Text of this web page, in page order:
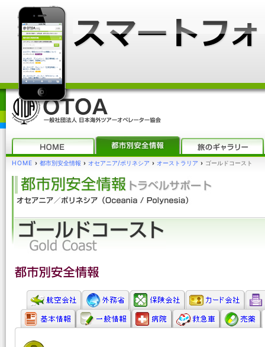
HOME › 都市別安全情報 › オセアニア/ポリネシア › オーストラリア › ゴールドコースト